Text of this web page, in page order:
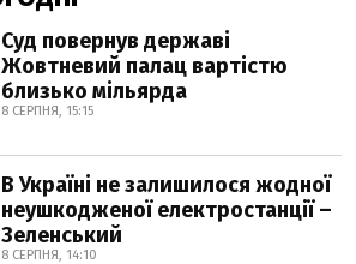
Суд повернув державі
Жовтневий палац вартістю
близько мільярда
8 СЕРПНЯ, 15:15
В Україні не залишилося жодної
неушкодженої електростанції –
Зеленський
8 СЕРПНЯ, 14:10